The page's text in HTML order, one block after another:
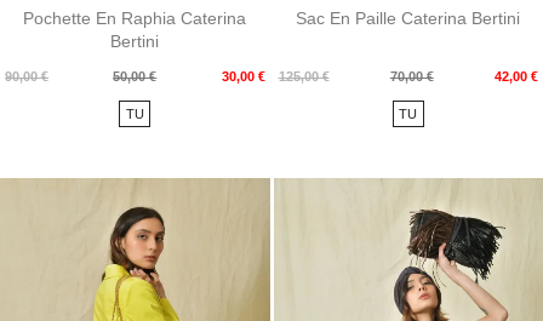
Pochette En Raphia Caterina
Bertini
90,00 €
Prix
50,00 € 30,00 €
Prix
TU
Sac En Paille Caterina Bertini
125,00 €
Prix
70,00 € 42,00 €
Prix
TU